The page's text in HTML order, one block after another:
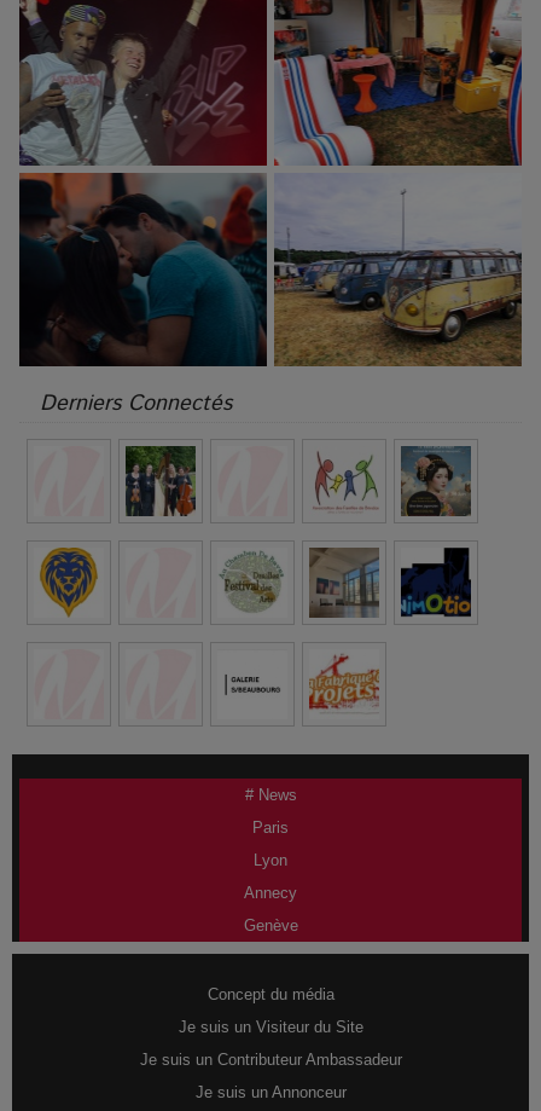
Derniers Connectés
# News
Paris
Lyon
Annecy
Genève
Concept du média
Je suis un Visiteur du Site
Je suis un Contributeur Ambassadeur
Je suis un Annonceur